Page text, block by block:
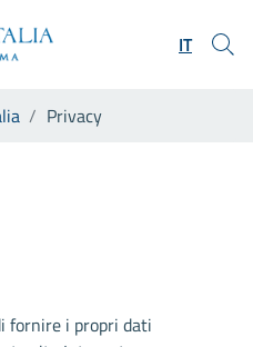
IT
Privacy
fornire i propri dati